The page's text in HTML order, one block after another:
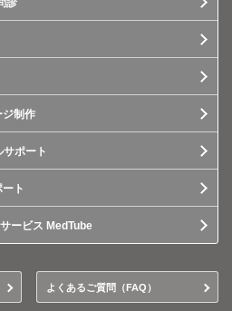
診
ジ制作
ポート
ト
ービス MedTube
よくあるご質問（FAQ）